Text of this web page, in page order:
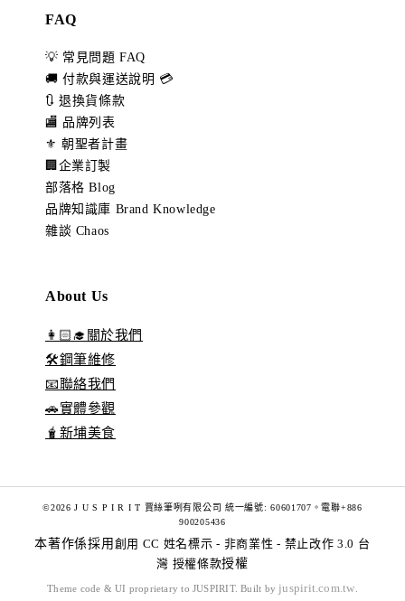
FAQ
💡 常見問題 FAQ
🚚 付款與運送說明 💳
🔃 退換貨條款
🏬 品牌列表
⚜️ 朝聖者計畫
🏢企業訂製
部落格 Blog
品牌知識庫 Brand Knowledge
雜談 Chaos
About Us
👩🏻‍🎓關於我們
🛠️鋼筆維修
📧聯絡我們
🚗實體參觀
🧋新埔美食
©2026 J U S P I R I T 賈絲筆咧有限公司 統一編號: 60601707。電聯+886
900205436
本著作係採用 創用 CC 姓名標示 - 非商業性 - 禁止改作 3.0 台
灣 授權條款授權
Theme code & UI proprietary to JUSPIRIT. Built by juspirit.com.tw